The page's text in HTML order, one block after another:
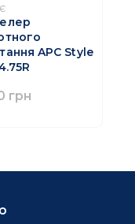
APC Style
грн